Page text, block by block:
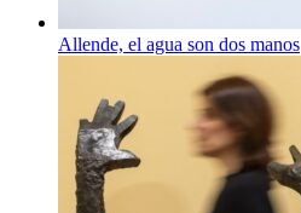
Allende, el agua son dos manos